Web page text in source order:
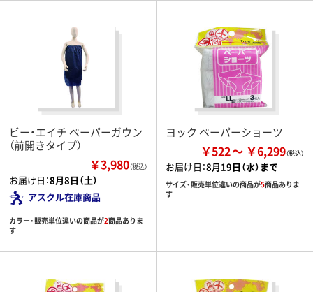
ビー・エイチ ぺーパーガウン
（前開きタイプ）
￥3,980（税込）
お届け日：8月8日（土）
アスクル在庫商品
カラー・販売単位違いの商品が2商品ありま
す
ヨック ペーパーショーツ
￥522 ￥6,299
お届け日：8月19日（水）まで
サイズ・販売単位違いの商品が5商品ありま
す